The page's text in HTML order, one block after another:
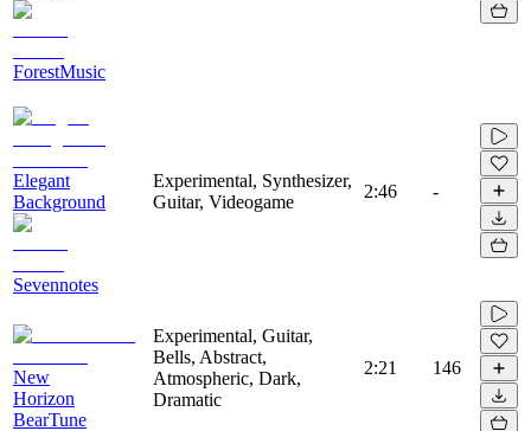
ForestMusic
Elegant
Background
Sevennotes
Experimental, Synthesizer,
Guitar, Videogame
2:46 -
New
Horizon
BearTune
Experimental, Guitar,
Bells, Abstract,
Atmospheric, Dark,
Dramatic
2:21 146